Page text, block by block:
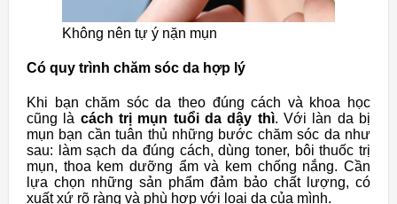
Không nên tự ý nặn mụn
Có quy trình chăm sóc da hợp lý
Khi bạn chăm sóc da theo đúng cách và khoa học
cũng là cách trị mụn tuổi da dậy thì. Với làn da bị
mụn bạn cần tuân thủ những bước chăm sóc da như
sau: làm sạch da đúng cách, dùng toner, bôi thuốc trị
mụn, thoa kem dưỡng ẩm và kem chống nắng. Cần
lựa chọn những sản phẩm đảm bảo chất lượng, có
xuất xứ rõ ràng và phù hợp với loại da của mình.